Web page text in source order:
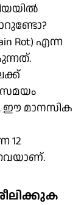
Rot) എന്ന
ഈ മാനസിക
12